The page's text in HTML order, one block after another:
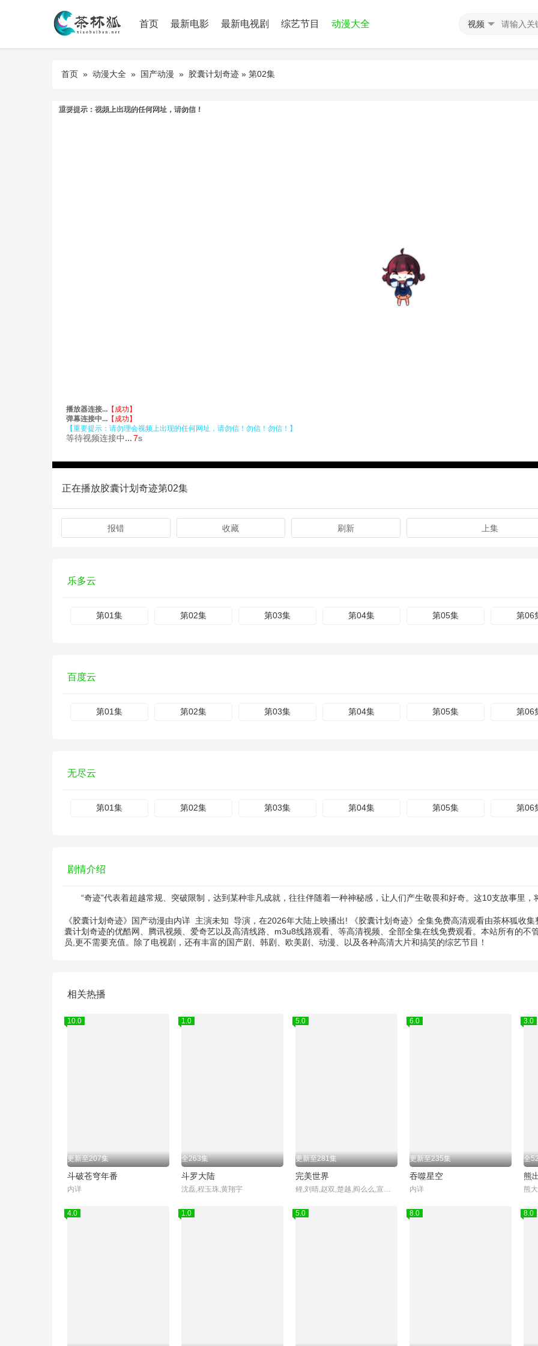
首页 最新电影 最新电视剧 综艺节目 动漫大全 视频
首页 » 动漫大全 » 国产动漫 » 胶囊计划奇迹 » 第02集
正在播放胶囊计划奇迹第02集
报错 收藏 刷新 上集
乐多云
第01集 第02集 第03集 第04集 第05集 第06
百度云
第01集 第02集 第03集 第04集 第05集 第06
无尽云
第01集 第02集 第03集 第04集 第05集 第06
剧情介绍
“奇迹”代表着超越常规、突破限制，达到某种非凡成就，往往伴随着一种神秘感，让人们产生敬畏和好奇。这10支故事里，
《胶囊计划奇迹》国产动漫由内详 主演未知 导演，在2026年大陆上映播出! 《胶囊计划奇迹》全集免费高清观看由茶杯狐收
囊计划奇迹的优酷网、腾讯视频、爱奇艺以及高清线路、m3u8线路观看、等高清视频、全部全集在线免费观看。本站所有的不
员,更不需要充值。除了电视剧，还有丰富的国产剧、韩剧、欧美剧、动漫、以及各种高清大片和搞笑的综艺节目！
相关热播
10.0
更新至207集
斗破苍穹年番
内详
1.0
全263集
斗罗大陆
沈磊,程玉珠,黄翔宇
5.0
更新至281集
完美世界
鲤,刘晴,赵双,楚越,阎么么,宣晓鸣
6.0
更新至235集
吞噬星空
内详
3.0
全
熊
熊
4.0 1.0 5.0 8.0 8.0